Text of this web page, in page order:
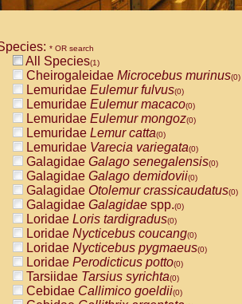
* OR search
All Species(1)
Cheirogaleidae Microcebus murinus(0)
Lemuridae Eulemur fulvus(0)
Lemuridae Eulemur macaco(0)
Lemuridae Eulemur mongoz(0)
Lemuridae Lemur catta(0)
Lemuridae Varecia variegata(0)
Galagidae Galago senegalensis(0)
Galagidae Galago demidovii(0)
Galagidae Otolemur crassicaudatus(0)
Galagidae Galagidae spp.(0)
Loridae Loris tardigradus(0)
Loridae Nycticebus coucang(0)
Loridae Nycticebus pygmaeus(0)
Loridae Perodicticus potto(0)
Tarsiidae Tarsius syrichta(0)
Cebidae Callimico goeldii(0)